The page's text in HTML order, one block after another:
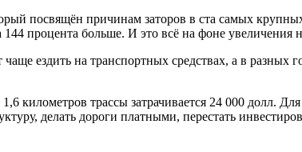
посвящён причинам заторов в ста самых
процента больше. И это всё на фоне увеличения
ездить на транспортных средствах, а в разных
километров трассы затрачивается 24 000 долл.
делать дороги платными, перестать